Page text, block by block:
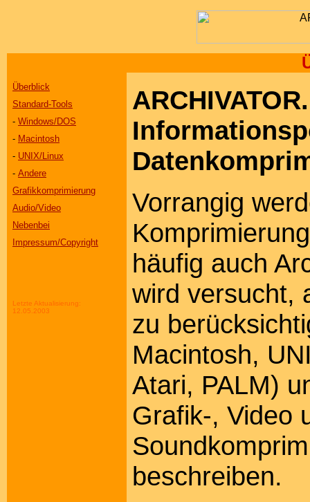
Überblick
Standard-Tools
- Windows/DOS
- Macintosh
- UNIX/Linux
- Andere
Grafikkomprimierung
Audio/Video
Nebenbei
Impressum/Copyright
Letzte Aktualisierung:
12.05.2003
Vorrangig
häufig auch
wird versucht,
zu
Macintosh,
Atari, PALM)
Grafik-, Video
beschreiben.